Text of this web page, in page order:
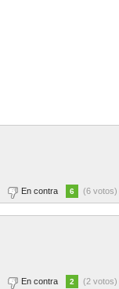
En contra 6 (6 votos)
En contra 2 (2 votos)